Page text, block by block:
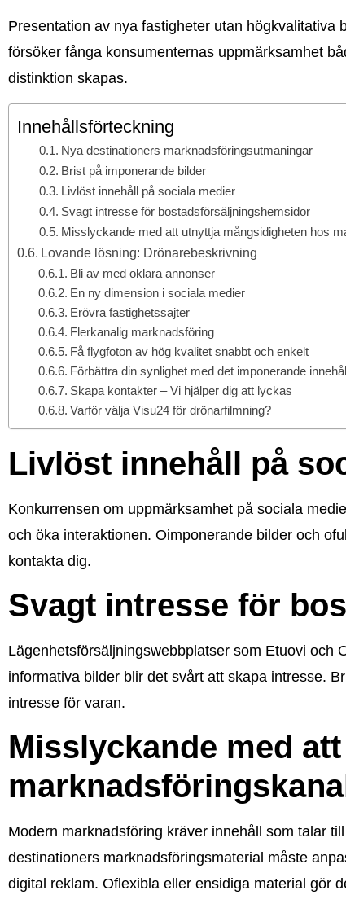
Presentation av nya fastigheter utan
försöker fånga konsumenternas uppmärksamhet
distinktion skapas.
Innehållsförteckning
Nya destinationers marknadsföringsutmaningar
Brist på imponerande bilder
Livlöst innehåll på sociala medier
Svagt intresse för bostadsförsäljningshemsidor
Misslyckande med att utnyttja mångsidigheten hos
Lovande lösning: Drönarebeskrivning
Bli av med oklara annonser
En ny dimension i sociala medier
Erövra fastighetssajter
Flerkanalig marknadsföring
Få flygfoton av hög kvalitet snabbt och enkelt
Förbättra din synlighet med det imponerande
Skapa kontakter – Vi hjälper dig att lyckas
Varför välja Visu24 för drönarfilmning?
Livlöst innehåll på
Konkurrensen om uppmärksamhet på sociala
och öka interaktionen. Oimponerande bilder och
kontakta dig.
Svagt intresse för
Lägenhetsförsäljningswebbplatser som Etuovi och
informativa bilder blir det svårt att skapa intresse.
intresse för varan.
Misslyckande med
Modern marknadsföring kräver innehåll som talar
destinationers marknadsföringsmaterial måste
digital reklam. Oflexibla eller ensidiga material gör